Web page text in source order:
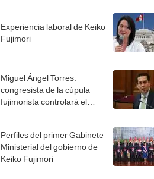
Experiencia laboral de Keiko
Fujimori
Miguel Ángel Torres:
congresista de la cúpula
fujimorista controlará el
Perfiles del primer Gabinete
Ministerial del gobierno de
Keiko Fujimori